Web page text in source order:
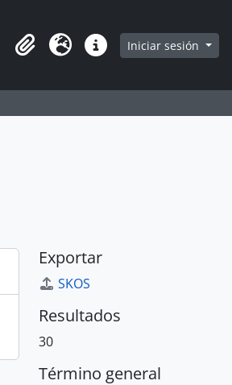
Portapapeles
Idioma Enlaces rápidos
Iniciar sesión
Exportar
SKOS
Resultados
30
Término general